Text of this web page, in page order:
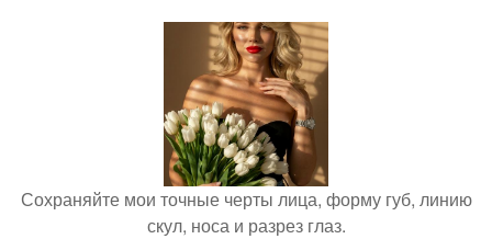
Сохраняйте мои точные черты лица, форму губ, линию
скул, носа и разрез глаз.